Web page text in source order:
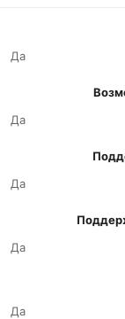
Да
Да
Да
Да
Да